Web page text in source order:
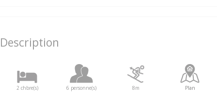
Description
2 chbre(s) 6 personne(s) 8m Plan